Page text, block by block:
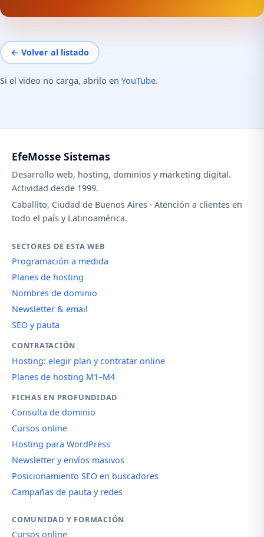
← Volver al listado
Si el video no carga, abrilo en YouTube.
EfeMosse Sistemas
Desarrollo web, hosting, dominios y marketing digital.
Actividad desde 1999.
Caballito, Ciudad de Buenos Aires · Atención a clientes en
todo el país y Latinoamérica.
SECTORES DE ESTA WEB
Programación a medida
Planes de hosting
Nombres de dominio
Newsletter & email
SEO y pauta
CONTRATACIÓN
Hosting: elegir plan y contratar online
Planes de hosting M1–M4
FICHAS EN PROFUNDIDAD
Consulta de dominio
Cursos online
Hosting para WordPress
Newsletter y envíos masivos
Posicionamiento SEO en buscadores
Campañas de pauta y redes
COMUNIDAD Y FORMACIÓN
Cursos online